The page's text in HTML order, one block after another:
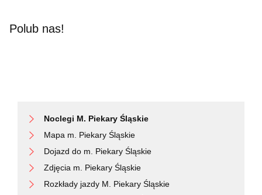
Polub nas!
Noclegi M. Piekary Śląskie
Mapa m. Piekary Śląskie
Dojazd do m. Piekary Śląskie
Zdjęcia m. Piekary Śląskie
Rozkłady jazdy M. Piekary Śląskie